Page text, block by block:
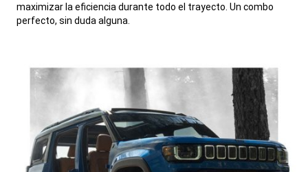
maximizar la eficiencia durante todo el trayecto. Un combo
perfecto, sin duda alguna.